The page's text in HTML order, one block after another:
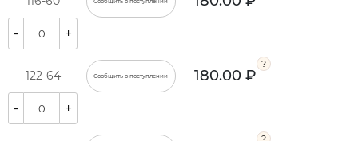
- +
122-64 Сообщить о поступлении 180.00 ₽
- +